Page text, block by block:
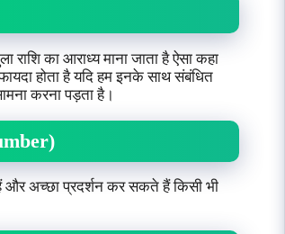
राशि का आराध्य माना जाता है ऐसा कहा
होता है यदि हम इनके साथ संबंधित
करना पड़ता है।
अच्छा प्रदर्शन कर सकते हैं किसी भी